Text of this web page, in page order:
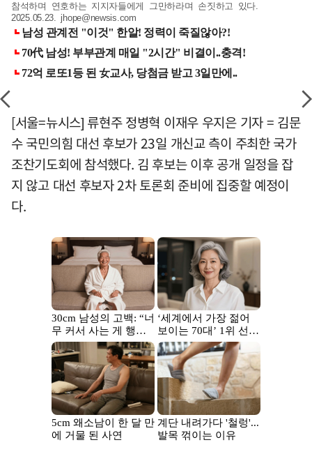
참석하며 연호하는 지지자들에게 그만하라며 손짓하고 있다.
2025.05.23. jhope@newsis.com
[서울=뉴시스] 류현주 정병혁 이재우 우지은 기자 = 김문
수 국민의힘 대선 후보가 23일 개신교 측이 주최한 국가
조찬기도회에 참석했다. 김 후보는 이후 공개 일정을 잡
지 않고 대선 후보자 2차 토론회 준비에 집중할 예정이
다.